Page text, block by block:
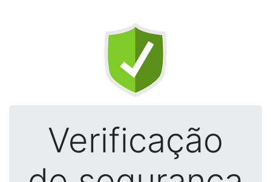
Verificação